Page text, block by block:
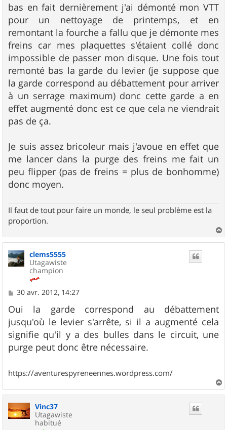
s
s
a
g
e
bas en fait dernièrement j'ai démonté mon VTT
pour un nettoyage de printemps, et en
remontant la fourche a fallu que je démonte mes
freins car mes plaquettes s'étaient collé donc
impossible de passer mon disque. Une fois tout
remonté bas la garde du levier (je suppose que
la garde correspond au débattement pour arriver
à un serrage maximum) donc cette garde a en
effet augmenté donc est ce que cela ne viendrait
pas de ça.
Je suis assez bricoleur mais j'avoue en effet que
me lancer dans la purge des freins me fait un
peu flipper (pas de freins = plus de bonhomme)
donc moyen.
Il faut de tout pour faire un monde, le seul problème est la
proportion.
a
clems5555
Utagawiste
champion
M
s
s
a
g
e
30 avr. 2012, 14:27
Oui la garde correspond au débattement
jusqu'où le levier s'arrête, si il a augmenté cela
signifie qu'il y a des bulles dans le circuit, une
purge peut donc être nécessaire.
https://aventurespyreneennes.wordpress.com/
a
Vinc37
Utagawiste
habitué